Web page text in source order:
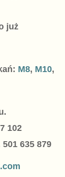
już
M8, M10,
102
635 879